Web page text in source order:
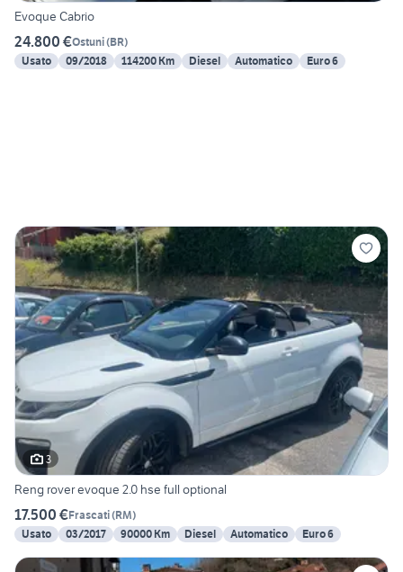
Evoque Cabrio
24.800 €Ostuni(BR)
Usato
09/2018 114200 Km Diesel Automatico Euro 6
3
Reng rover evoque 2.0 hse full optional
17.500 €Frascati(RM)
Usato
03/2017 90000 Km Diesel Automatico Euro 6